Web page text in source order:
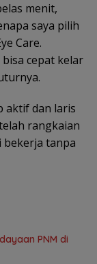
menit,
saya pilih
Care.
cepat kelar
aktif dan laris
rangkaian
bekerja tanpa
PNM di